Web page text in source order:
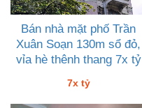
Tìm
kiếm
Đăng
nhập
Bán nhà mặt phố Trần
Xuân Soạn 130m sổ đỏ,
vỉa hè thênh thang 7x tỷ
7x tỷ